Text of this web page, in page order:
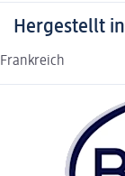
Hergestellt in
Frankreich